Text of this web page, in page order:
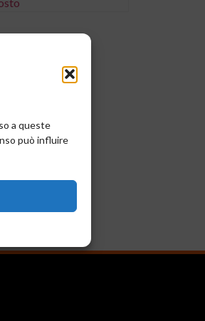
a queste
può influire